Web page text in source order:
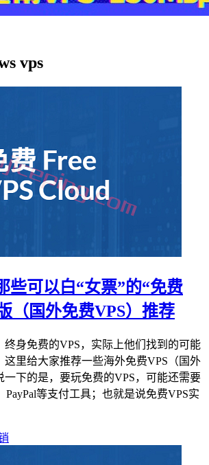
vps
些可以白“女票”的“免费
（国外免费VPS）推荐
终身免费的VPS，实际上他们找到的可能
这里给大家推荐一些海外免费VPS（国外
一下的是，要玩免费的VPS，可能还需要
PayPal等支付工具；也就是说免费VPS实